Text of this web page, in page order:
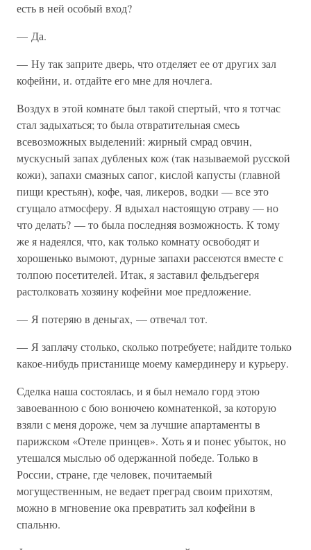
есть в ней особый вход?
— Да.
— Ну так заприте дверь, что отделяет ее от других зал
кофейни, и. отдайте его мне для ночлега.
Воздух в этой комнате был такой спертый, что я тотчас
стал задыхаться; то была отвратительная смесь
всевозможных выделений: жирный смрад овчин,
мускусный запах дубленых кож (так называемой русской
кожи), запахи смазных сапог, кислой капусты (главной
пищи крестьян), кофе, чая, ликеров, водки — все это
сгущало атмосферу. Я вдыхал настоящую отраву — но
что делать? — то была последняя возможность. К тому
же я надеялся, что, как только комнату освободят и
хорошенько вымоют, дурные запахи рассеются вместе с
толпою посетителей. Итак, я заставил фельдъегеря
растолковать хозяину кофейни мое предложение.
— Я потеряю в деньгах, — отвечал тот.
— Я заплачу столько, сколько потребуете; найдите только
какое-нибудь пристанище моему камердинеру и курьеру.
Сделка наша состоялась, и я был немало горд этою
завоеванною с бою вонючею комнатенкой, за которую
взяли с меня дороже, чем за лучшие апартаменты в
парижском «Отеле принцев». Хоть я и понес убыток, но
утешался мыслью об одержанной победе. Только в
России, стране, где человек, почитаемый
могущественным, не ведает преград своим прихотям,
можно в мгновение ока превратить зал кофейни в
спальню.